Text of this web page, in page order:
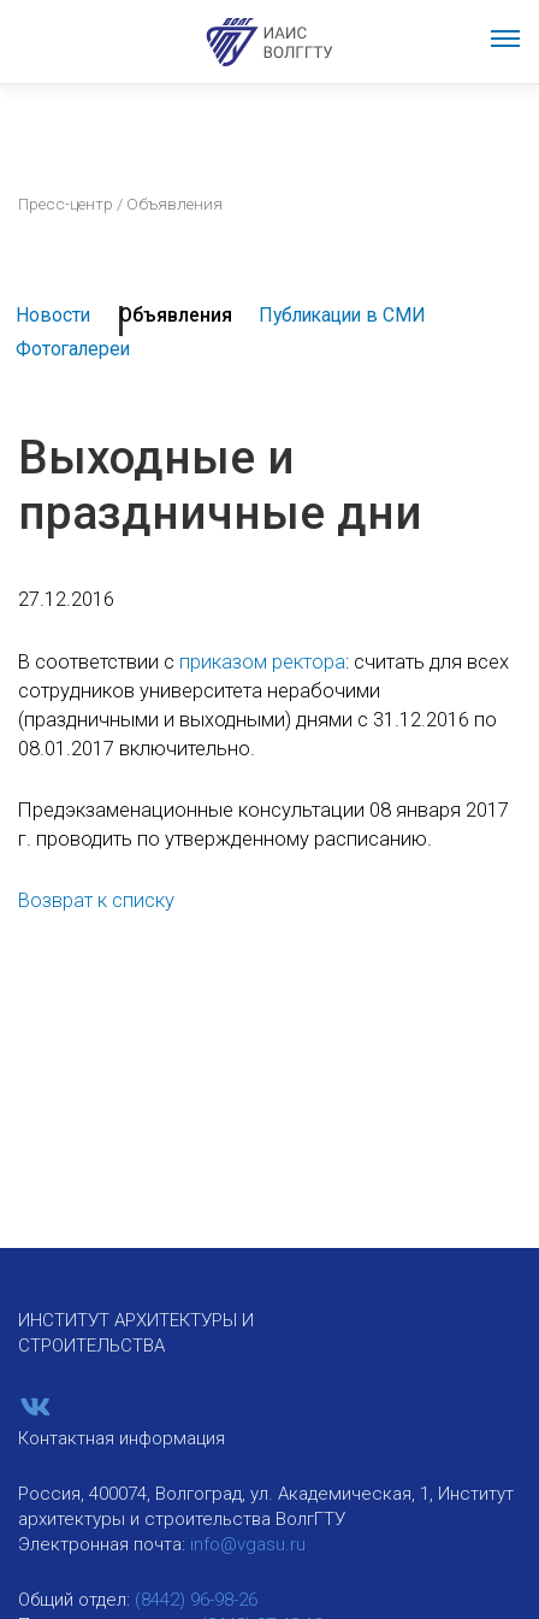
Пресс-центр / Объявления
Новости Объявления
Публикации в СМИ
Фотогалереи
Выходные и
праздничные дни
27.12.2016
В соответствии с приказом ректора: cчитать для всех
сотрудников университета нерабочими
(праздничными и выходными) днями с 31.12.2016 по
08.01.2017 включительно.
Предэкзаменационные консультации 08 января 2017
г. проводить по утвержденному расписанию.
Возврат к списку
ИНСТИТУТ АРХИТЕКТУРЫ И
СТРОИТЕЛЬСТВА
Контактная информация
Россия, 400074, Волгоград, ул. Академическая, 1, Институт
архитектуры и строительства ВолгГТУ
Электронная почта: info@vgasu.ru
Общий отдел: (8442) 96-98-26